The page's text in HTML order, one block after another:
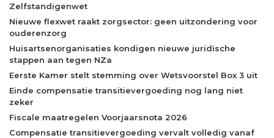
Zelfstandigenwet
Nieuwe flexwet raakt zorgsector: geen uitzondering voor
ouderenzorg
Huisartsenorganisaties kondigen nieuwe juridische
stappen aan tegen NZa
Eerste Kamer stelt stemming over Wetsvoorstel Box 3 uit
Einde compensatie transitievergoeding nog lang niet
zeker
Fiscale maatregelen Voorjaarsnota 2026
Compensatie transitievergoeding vervalt volledig vanaf